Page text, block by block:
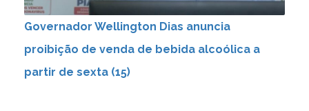
Governador Wellington Dias anuncia
proibição de venda de bebida alcoólica a
partir de sexta (15)